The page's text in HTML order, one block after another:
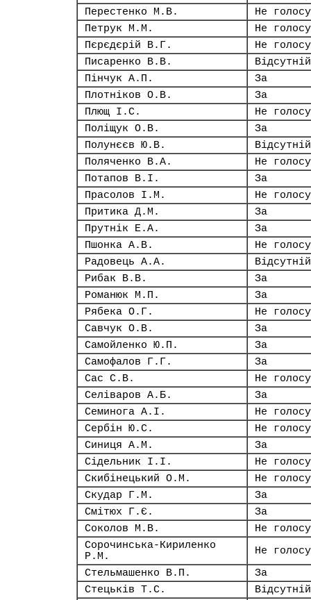
Перестенко М.В.
Не
Петрук М.М.
Не
Пєрєдєрій В.Г.
Не
Писаренко В.В.
Відсутній
Пінчук А.П.
За
Плотніков О.В.
За
Плющ І.С.
Не
Поліщук О.В.
За
Полунєєв Ю.В.
Відсутній
Поляченко В.А.
Не
Потапов В.І.
За
Прасолов І.М.
Не
Притика Д.М.
За
Прутнік Е.А.
За
Пшонка А.В.
Не
Радовець А.А.
Відсутній
Рибак В.В.
За
Романюк М.П.
За
Рябека О.Г.
Не
Савчук О.В.
За
Самойленко Ю.П.
За
Самофалов Г.Г.
За
Сас С.В.
Не
Селіваров А.Б.
За
Семинога А.І.
Не
Сербін Ю.С.
Не
Синиця А.М.
За
Сідельник І.І.
Не
Скибінецький О.М.
Не
Скудар Г.М.
За
Смітюх Г.Є.
За
Соколов М.В.
Не
Сорочинська-Кириленко
Р.М.
Не
Стельмашенко В.П.
За
Стецьків Т.С.
Відсутній